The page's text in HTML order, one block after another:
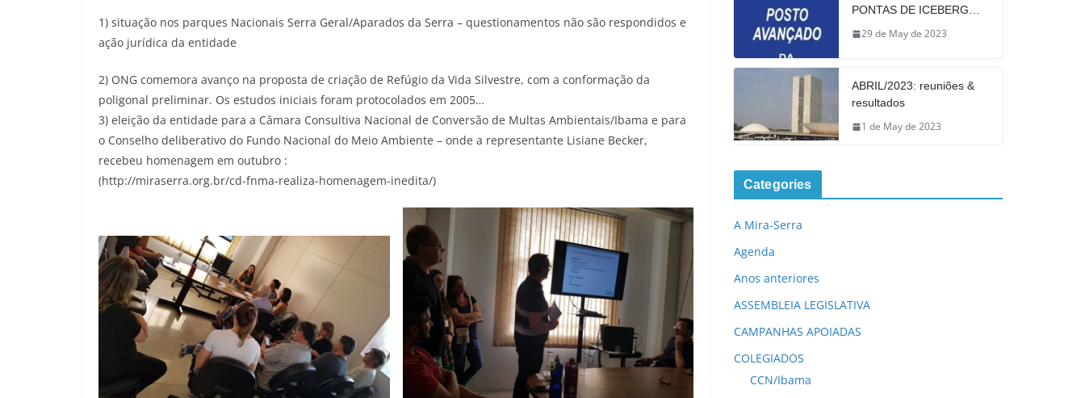
1) situação nos parques Nacionais Serra Geral/Aparados da Serra – questionamentos não são respondidos e
ação jurídica da entidade
2) ONG comemora avanço na proposta de criação de Refúgio da Vida Silvestre, com a conformação da
poligonal preliminar. Os estudos iniciais foram protocolados em 2005…
3) eleição da entidade para a Câmara Consultiva Nacional de Conversão de Multas Ambientais/Ibama e para
o Conselho deliberativo do Fundo Nacional do Meio Ambiente – onde a representante Lisiane Becker,
recebeu homenagem em outubro :
(http://miraserra.org.br/cd-fnma-realiza-homenagem-inedita/)
PONTAS DE ICEBERG…
29 de May de 2023
ABRIL/2023: reuniões &
resultados
1 de May de 2023
Categories
A Mira-Serra
Agenda
Anos anteriores
ASSEMBLEIA LEGISLATIVA
CAMPANHAS APOIADAS
COLEGIADOS
CCN/Ibama